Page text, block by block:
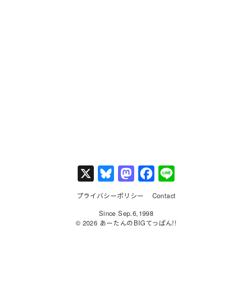
X Bl
u
e
s
M
a
st
o
F
a
c
e
プライバシーポリシー
Contact
Since Sep.6,1998
© 2026 あーたんのBIGてっぱん!!